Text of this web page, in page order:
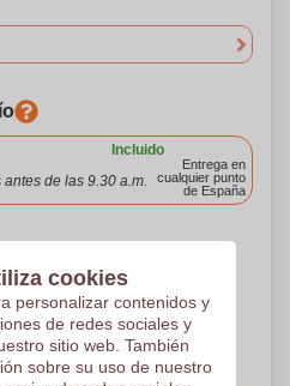
Incluido
de las 9.30 a.m.
Entrega en
cualquier punto
de España
suba sus archivos a la
cookies
personalizar contenidos y
de redes sociales y
sitio web. También
sobre su uso de nuestro